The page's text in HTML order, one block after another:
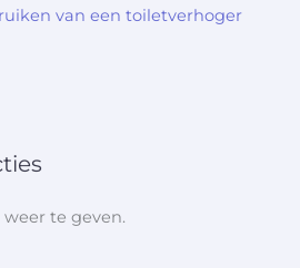
van een toiletverhoger
te geven.